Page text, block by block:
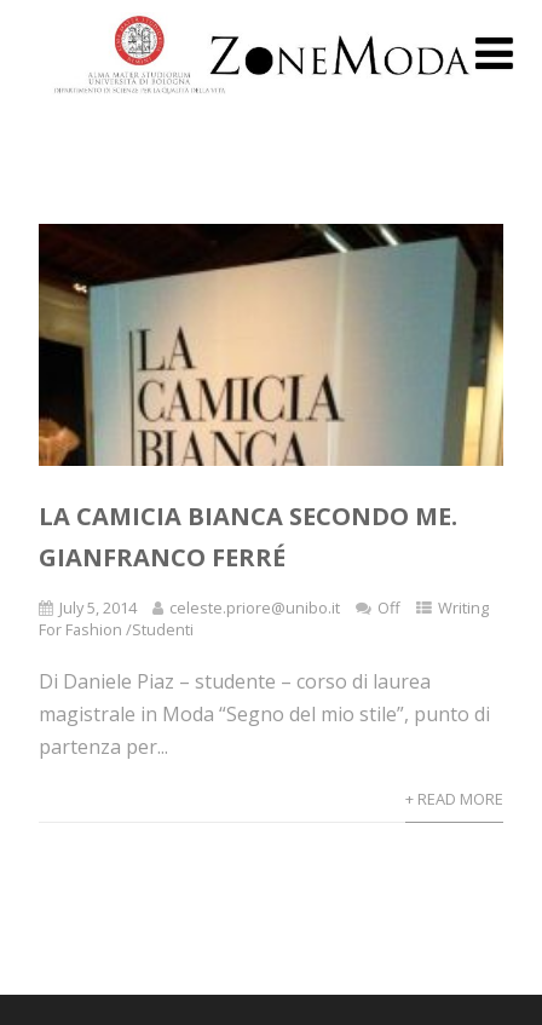
LA CAMICIA BIANCA SECONDO ME.
GIANFRANCO FERRÉ
July 5, 2014 celeste.priore@unibo.it Off
Writing
For Fashion /Studenti
Di Daniele Piaz – studente – corso di laurea
magistrale in Moda “Segno del mio stile”, punto di
partenza per...
+ READ MORE